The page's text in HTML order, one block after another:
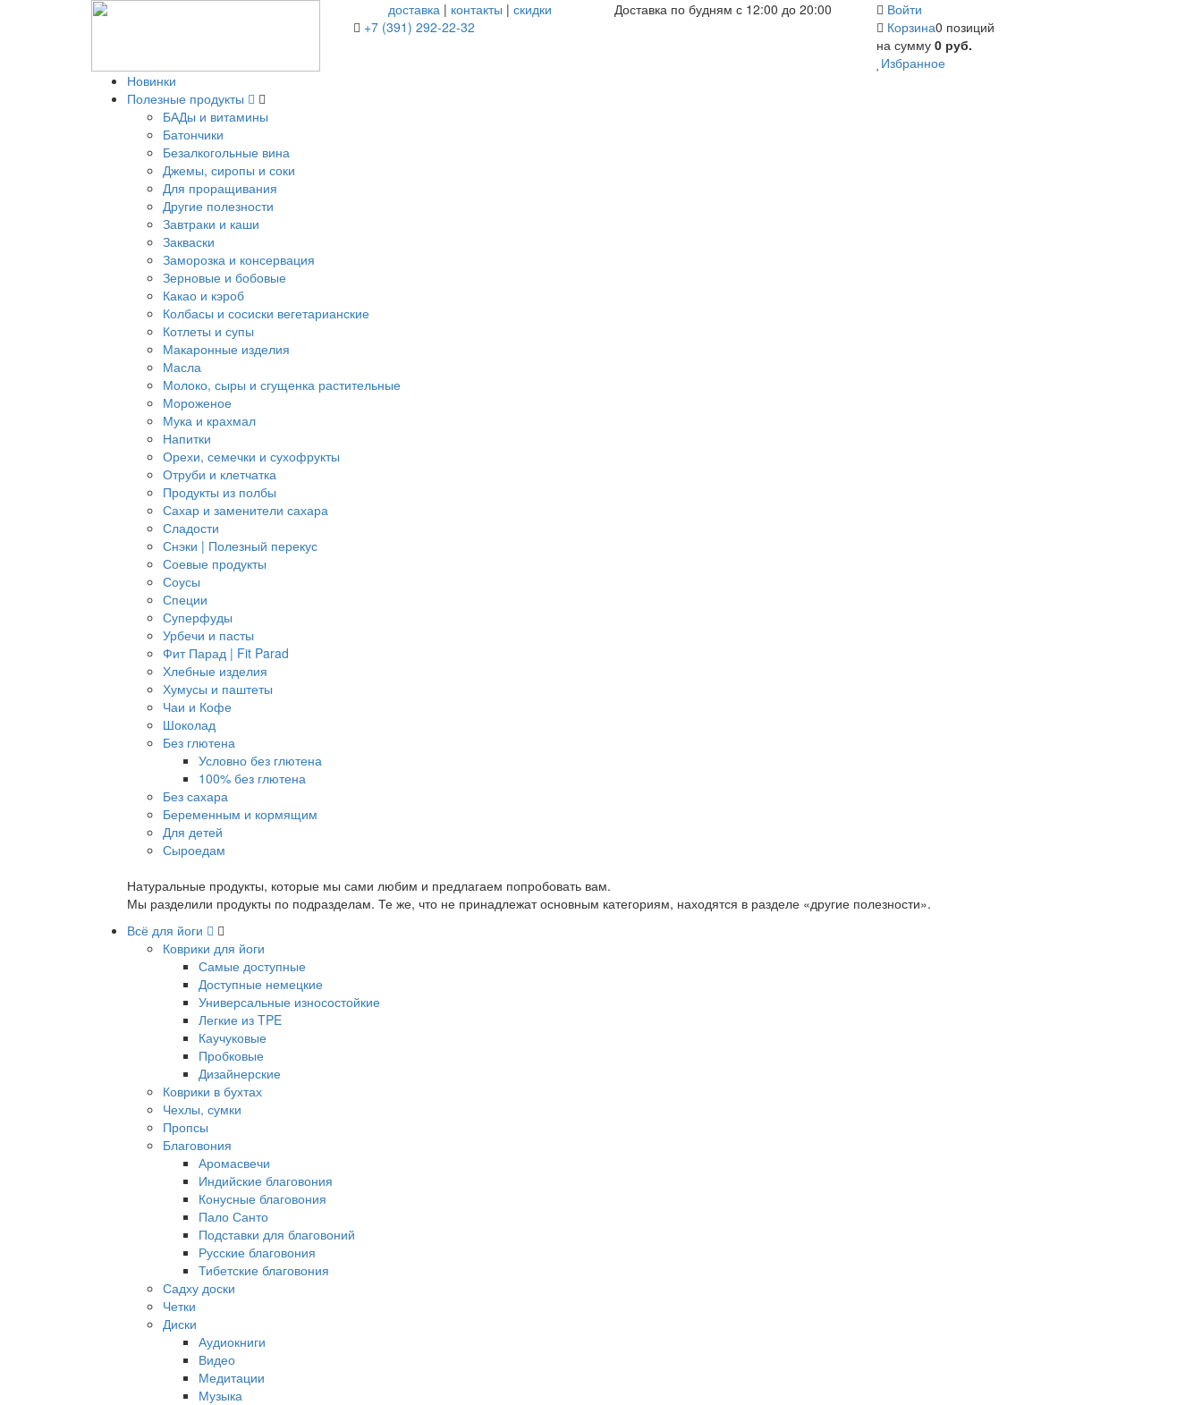
доставка | контакты |скидки
+7 (391) 292-22-32
Доставка по будням с 12:00 до 20:00
Войти
Корзина0 позиций
на сумму 0 руб.
Избранное
Новинки
Полезные продукты
БАДы и витамины
Батончики
Безалкогольные вина
Джемы, сиропы и соки
Для проращивания
Другие полезности
Завтраки и каши
Закваски
Заморозка и консервация
Зерновые и бобовые
Какао и кэроб
Колбасы и сосиски вегетарианские
Котлеты и супы
Макаронные изделия
Масла
Молоко, сыры и сгущенка растительные
Мороженое
Мука и крахмал
Напитки
Орехи, семечки и сухофрукты
Отруби и клетчатка
Продукты из полбы
Сахар и заменители сахара
Сладости
Снэки | Полезный перекус
Соевые продукты
Соусы
Специи
Суперфуды
Урбечи и пасты
Фит Парад | Fit Parad
Хлебные изделия
Хумусы и паштеты
Чаи и Кофе
Шоколад
Без глютена
Условно без глютена
100% без глютена
Без сахара
Беременным и кормящим
Для детей
Сыроедам
Натуральные продукты, которые мы сами любим и предлагаем попробовать вам.
Мы разделили продукты по подразделам. Те же, что не принадлежат основным категориям, находятся в разделе «другие полезности».
Всё для йоги
Коврики для йоги
Самые доступные
Доступные немецкие
Универсальные износостойкие
Легкие из TPE
Каучуковые
Пробковые
Дизайнерские
Коврики в бухтах
Чехлы, сумки
Пропсы
Благовония
Аромасвечи
Индийские благовония
Конусные благовония
Пало Санто
Подставки для благовоний
Русские благовония
Тибетские благовония
Садху доски
Четки
Диски
Аудиокниги
Видео
Медитации
Музыка